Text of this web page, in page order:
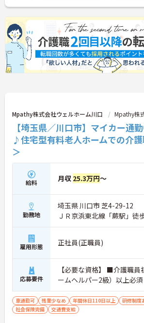
【残業が少なく豊富な休暇制度を利用して、
に無理のないペースで働けます】
・残業は月平均10時間程度、年間17日間のリ
シュ休暇や産前産後・育児休暇など多様な休
を利用して私生活を大切にできます。
・65歳の定年後も70歳まで勤務可能な再雇用
退職金制度を設けており、大手グループの安
【身だしなみの自由度が高く、自分らしいス
・社員一人ひとりの個性や価値観を大切にす
のもと、清潔感と節度を保つことで髪色やネ
どが原則自由とされています。
・自分らしさを維持しながら働ける柔軟な社
日勤帯で無理なく働き続けられます。髪色や
なども原則自由となっており、ご自身のスタ
保ちながらいきいきと働ける点も魅力です。ま
個人の評価等に応じて支払われる特別報酬制
り、頑張りがしっかりと還元されます。定年
歳まで再雇用制度を利用して働けるため、資
験を活かして長く安定したキャリアを築いて
い方に大変おすすめの求人です。
・入社時研修やサービス別研修など多彩な研
るため、着実に知識と技術を深められます
・OJT研修を通じて現場での実践的なサポー
けられるので、安心して業務をスタートでき
【リフレッシュ休暇を活用して無理なく長く
・有給休暇とは別に年間17日間のリフレッシ
があるため、心身ともにしっかりと休むことが
ます
れます
【特別報酬制度で日々の頑張りが評価につな
・業績や評価に応じた特別報酬制度が設けられ
るため、日々の努力が還元されるやりがいを感
れます
【自分らしいスタイルでいきいきと活躍でき
です】
・髪色や髪型、ネイルなどが原則自由となって
・社員一人ひとりの価値観を尊重する社風の
で、無理なくご自身らしく働き続けることが
きます
Mpathy株式会社ウェルホーム川口 Mpathy株
【埼玉県／川口市】マイカー通
♪住宅型有料老人ホームでの介
＞
給料 月収 25.3万円～
勤務地
埼玉県 川口市 芝4-29-12
ＪＲ京浜東北線「蕨駅」徒
雇用形態 正社員(正職員)
応募要件
【必要な資格】 ■介護職員
ームヘルパー2級）以上必須
車通勤可 残業少なめ 年間休日110日以上 研修制度
社会保険完備
交通費支給